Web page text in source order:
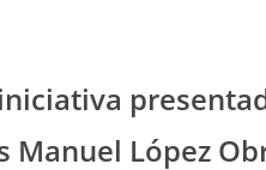
Manuel López